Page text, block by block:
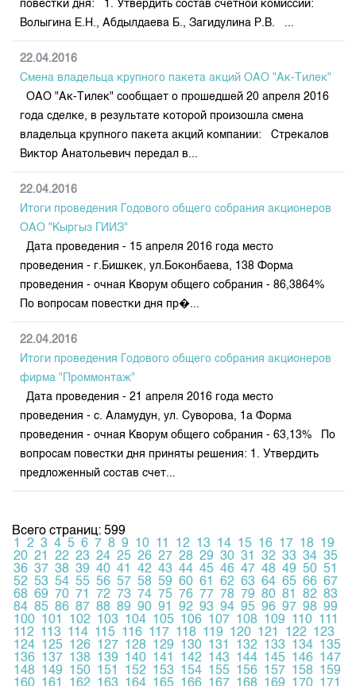
повестки дня: 1. Утвердить состав счетной комиссии:
Волыгина Е.Н., Абдылдаева Б., Загидулина Р.В. ...
22.04.2016
Смена владельца крупного пакета акций ОАО "Ак-Тилек"
ОАО "Ак-Тилек" сообщает о прошедшей 20 апреля 2016
года сделке, в результате которой произошла смена
владельца крупного пакета акций компании: Стрекалов
Виктор Анатольевич передал в...
22.04.2016
Итоги проведения Годового общего собрания акционеров
ОАО "Кыргыз ГИИЗ"
Дата проведения - 15 апреля 2016 года место
проведения - г.Бишкек, ул.Боконбаева, 138 Форма
проведения - очная Кворум общего собрания - 86,3864%
По вопросам повестки дня пр�...
22.04.2016
Итоги проведения Годового общего собрания акционеров
фирма "Проммонтаж"
Дата проведения - 21 апреля 2016 года место
проведения - с. Аламудун, ул. Суворова, 1а Форма
проведения - очная Кворум общего собрания - 63,13% По
вопросам повестки дня приняты решения: 1. Утвердить
предложенный состав счет...
Всего страниц: 599
1
2 3 4 5 6 7 8 9 10 11 12 13 14 15 16 17 18 19
20 21 22 23 24 25 26 27 28 29 30 31 32 33 34 35
36 37 38 39 40 41 42 43 44 45 46 47 48 49 50 51
52 53 54 55 56 57 58 59 60 61 62 63 64 65 66 67
68 69 70 71 72 73 74 75 76 77 78 79 80 81 82 83
84 85 86 87 88 89 90 91 92 93 94 95 96 97 98 99
100 101 102 103 104 105 106 107 108 109 110 111
112 113 114 115 116 117 118 119 120 121 122 123
124 125 126 127 128 129 130 131 132 133 134 135
136 137 138 139 140 141 142 143 144 145 146 147
148 149 150 151 152 153 154 155 156 157 158 159